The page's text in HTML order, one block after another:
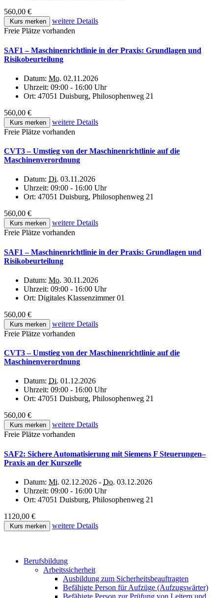
560,00 €
Kurs merken
weitere Details
Freie Plätze vorhanden
SAF1 – Maschinenrichtlinie in der Praxis: Grundlagen und
Risikobeurteilung
Datum: Mo. 02.11.2026
Uhrzeit: 09:00 - 16:00 Uhr
Ort: 47051 Duisburg, Philosophenweg 21
560,00 €
Kurs merken
weitere Details
Freie Plätze vorhanden
CVT3 – Umstieg von der Maschinenrichtlinie auf die
Maschinenverordnung
Datum: Di. 03.11.2026
Uhrzeit: 09:00 - 16:00 Uhr
Ort: 47051 Duisburg, Philosophenweg 21
560,00 €
Kurs merken
weitere Details
Freie Plätze vorhanden
SAF1 – Maschinenrichtlinie in der Praxis: Grundlagen und
Risikobeurteilung
Datum: Mo. 30.11.2026
Uhrzeit: 09:00 - 16:00 Uhr
Ort: Digitales Klassenzimmer 01
560,00 €
Kurs merken
weitere Details
Freie Plätze vorhanden
CVT3 – Umstieg von der Maschinenrichtlinie auf die
Maschinenverordnung
Datum: Di. 01.12.2026
Uhrzeit: 09:00 - 16:00 Uhr
Ort: 47051 Duisburg, Philosophenweg 21
560,00 €
Kurs merken
weitere Details
Freie Plätze vorhanden
SAF2: Sichere Automatisierung mit Siemens F Steuerungen–
Praxis an der Kurszelle
Datum: Mi. 02.12.2026 - Do. 03.12.2026
Uhrzeit: 09:00 - 16:00 Uhr
Ort: 47051 Duisburg, Philosophenweg 21
1120,00 €
Kurs merken weitere Details
Berufsbildung
Arbeitssicherheit
Ausbildung zum Sicherheitsbeauftragten
Befähigte Person für Aufzüge (Aufzugswärter)
Befähigte Person zur Prüfung von Leitern und